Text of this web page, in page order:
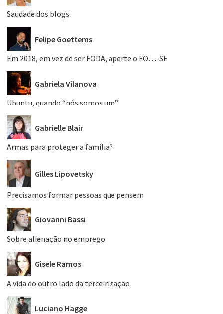
Saudade dos blogs
Felipe Goettems
Em 2018, em vez de ser FODA, aperte o FO…-SE
Gabriela Vilanova
Ubuntu, quando “nós somos um”
Gabrielle Blair
Armas para proteger a família?
Gilles Lipovetsky
Precisamos formar pessoas que pensem
Giovanni Bassi
Sobre alienação no emprego
Gisele Ramos
A vida do outro lado da terceirização
Luciano Hagge